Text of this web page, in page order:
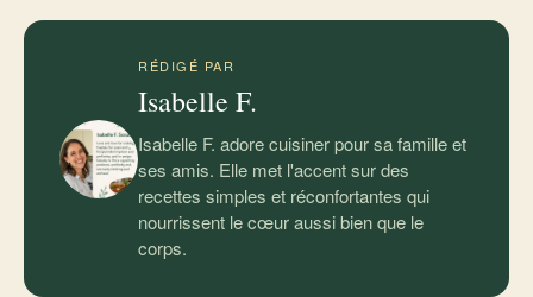
RÉDIGÉ PAR
Isabelle F.
Isabelle F. adore cuisiner pour sa famille et
ses amis. Elle met l'accent sur des
recettes simples et réconfortantes qui
nourrissent le cœur aussi bien que le
corps.